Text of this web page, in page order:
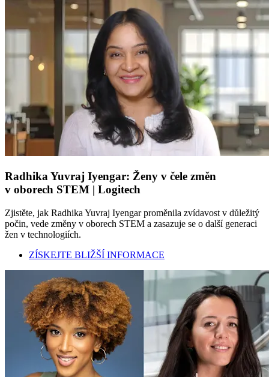
Radhika Yuvraj Iyengar: Ženy v čele změn
v oborech STEM | Logitech
Zjistěte, jak Radhika Yuvraj Iyengar proměnila zvídavost v důležitý
počin, vede změny v oborech STEM a zasazuje se o další generaci
žen v technologiích.
ZÍSKEJTE BLIŽŠÍ INFORMACE